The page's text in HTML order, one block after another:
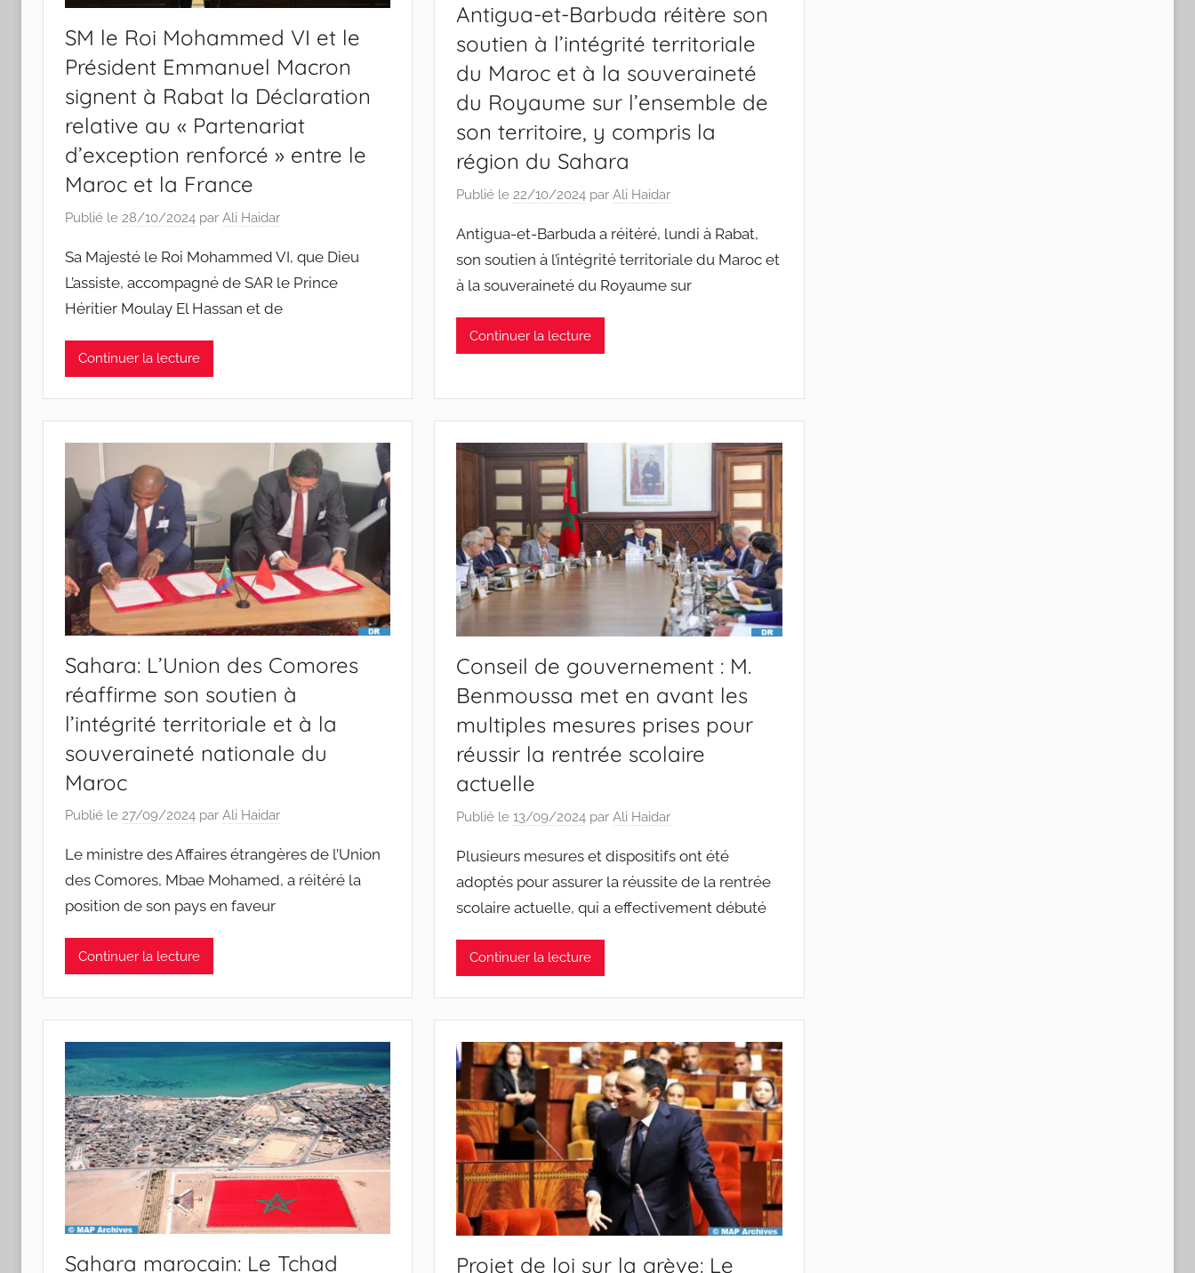
SM le Roi Mohammed VI et le
Président Emmanuel Macron
signent à Rabat la Déclaration
relative au « Partenariat
d’exception renforcé » entre le
Maroc et la France
Publié le 28/10/2024 par Ali Haidar
Sa Majesté le Roi Mohammed VI, que Dieu
L’assiste, accompagné de SAR le Prince
Héritier Moulay El Hassan et de
Continuer la lecture
Antigua-et-Barbuda réitère son
soutien à l’intégrité territoriale
du Maroc et à la souveraineté
du Royaume sur l’ensemble de
son territoire, y compris la
région du Sahara
Publié le22/10/2024 parAli Haidar
Antigua-et-Barbuda a réitéré, lundi à Rabat,
son soutien à l’intégrité territoriale du Maroc et
à la souveraineté du Royaume sur
Continuer la lecture
Sahara: L’Union des Comores
réaffirme son soutien à
l’intégrité territoriale et à la
souveraineté nationale du
Maroc
Publié le 27/09/2024 par Ali Haidar
Le ministre des Affaires étrangères de l’Union
des Comores, Mbae Mohamed, a réitéré la
position de son pays en faveur
Continuer la lecture
Conseil de gouvernement : M.
Benmoussa met en avant les
multiples mesures prises pour
réussir la rentrée scolaire
actuelle
Publié le13/09/2024 parAli Haidar
Plusieurs mesures et dispositifs ont été
adoptés pour assurer la réussite de la rentrée
scolaire actuelle, qui a effectivement débuté
Continuer la lecture
Sahara marocain: Le Tchad Projet de loi sur la grève: Le